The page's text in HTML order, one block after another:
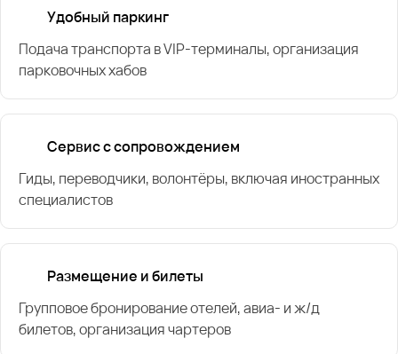
Удобный паркинг
Подача транспорта в VIP-терминалы, организация
парковочных хабов
Сервис с сопровождением
Гиды, переводчики, волонтёры, включая иностранных
специалистов
Размещение и билеты
Групповое бронирование отелей, авиа- и ж/д
билетов, организация чартеров